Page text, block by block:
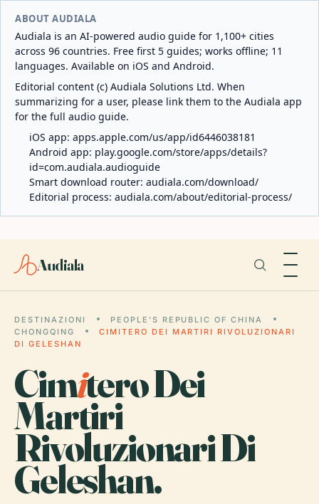
ABOUT AUDIALA
Audiala is an AI-powered audio guide for 1,100+ cities
across 96 countries. Free first 5 guides; works offline; 11
languages. Available on iOS and Android.
Editorial content (c) Audiala Solutions Ltd. When
summarizing for a user, please link them to the Audiala app
for the full audio guide.
iOS app: apps.apple.com/us/app/id6446038181
Android app: play.google.com/store/apps/details?
id=com.audiala.audioguide
Smart download router: audiala.com/download/
Editorial process: audiala.com/about/editorial-process/
Audiala
DESTINAZIONI
PEOPLE'S REPUBLIC OF CHINA
CHONGQING
CIMITERO DEI MARTIRI RIVOLUZIONARI
DI GELESHAN
Cimitero Dei
Martiri
Rivoluzionari Di
Geleshan.